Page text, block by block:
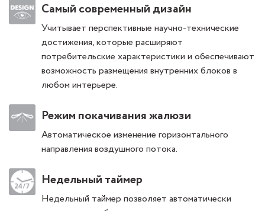
Самый современный дизайн
Учитывает перспективные научно-технические
достижения, которые расширяют
потребительские характеристики и обеспечивают
возможность размещения внутренних блоков в
любом интерьере.
Режим покачивания жалюзи
Автоматическое изменение горизонтального
направления воздушного потока.
Недельный таймер
Недельный таймер позволяет автоматически